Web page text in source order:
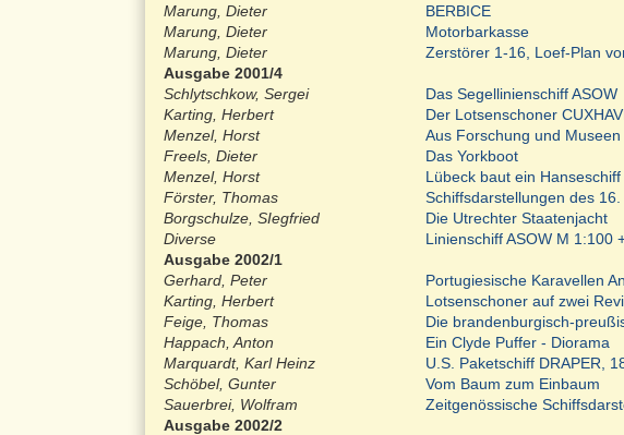
Marung, Dieter
BERBICE
Marung, Dieter
Motorbarkasse
Marung, Dieter
Zerstörer 1-16, Loef-Plan
Ausgabe 2001/4
Schlytschkow, Sergei
Das Segellinienschiff ASOW
Karting, Herbert
Der Lotsenschoner
Menzel, Horst
Aus Forschung und Museen
Freels, Dieter
Das Yorkboot
Menzel, Horst
Lübeck baut ein
Förster, Thomas
Schiffsdarstellungen des
Borgschulze, SIegfried
Die Utrechter Staatenjacht
Diverse
Linienschiff ASOW M 1:100
Ausgabe 2002/1
Gerhard, Peter
Portugiesische Karavellen
Karting, Herbert
Lotsenschoner auf zwei
Feige, Thomas
Die brandenburgisch-
Happach, Anton
Ein Clyde Puffer - Diorama
Marquardt, Karl Heinz
U.S. Paketschiff DRAPER,
Schöbel, Gunter
Vom Baum zum Einbaum
Sauerbrei, Wolfram
Zeitgenössische
Ausgabe 2002/2